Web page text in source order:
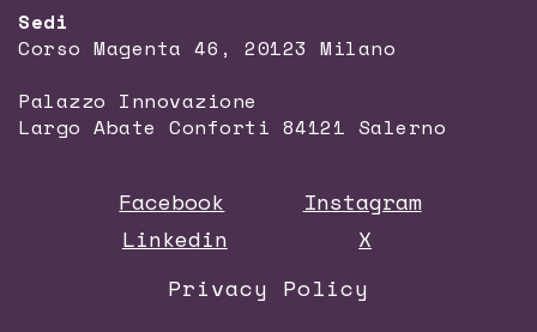
Sedi
Corso Magenta 46, 20123 Milano
Palazzo Innovazione
Largo Abate Conforti 84121 Salerno
Facebook
Instagram
Linkedin
X
Privacy Policy